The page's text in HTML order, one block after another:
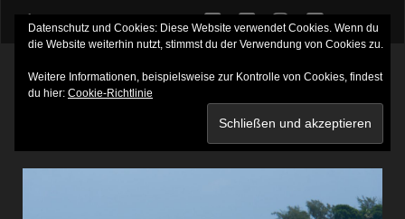
twitterfacebookinstagram
youtube
Datenschutz und Cookies: Diese Website verwendet Cookies. Wenn du
die Website weiterhin nutzt, stimmst du der Verwendung von Cookies zu.
Weitere Informationen, beispielsweise zur Kontrolle von Cookies, findest
du hier: Cookie-Richtlinie